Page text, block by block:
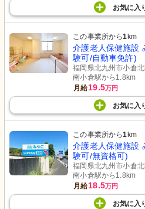
お気に入
この事業所から1 km
介護老人保健施設
験可/自動車免許)
福岡県北九州市小倉
南小倉駅から1.8km
月給19.5万円
お気に入
この事業所から1 km
介護老人保健施設
験可/無資格可)
福岡県北九州市小倉
南小倉駅から1.8km
月給18.5万円
お気に入